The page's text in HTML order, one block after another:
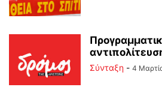
Σύνταξη - 4